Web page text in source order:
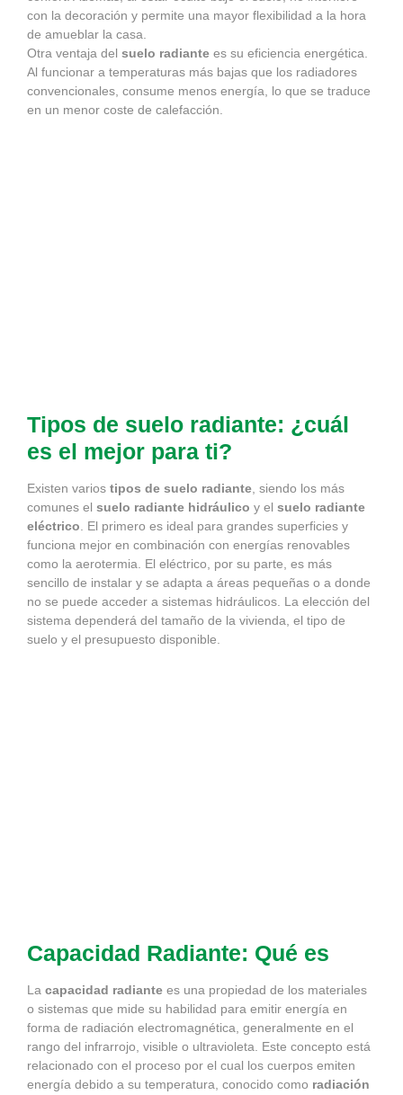
con la decoración y permite una mayor flexibilidad a la hora
de amueblar la casa.
Otra ventaja del suelo radiante es su eficiencia energética.
Al funcionar a temperaturas más bajas que los radiadores
convencionales, consume menos energía, lo que se traduce
en un menor coste de calefacción.
Tipos de suelo radiante: ¿cuál
es el mejor para ti?
Existen varios tipos de suelo radiante, siendo los más
comunes el suelo radiante hidráulico y el suelo radiante
eléctrico. El primero es ideal para grandes superficies y
funciona mejor en combinación con energías renovables
como la aerotermia. El eléctrico, por su parte, es más
sencillo de instalar y se adapta a áreas pequeñas o a donde
no se puede acceder a sistemas hidráulicos. La elección del
sistema dependerá del tamaño de la vivienda, el tipo de
suelo y el presupuesto disponible.
Capacidad Radiante: Qué es
La capacidad radiante es una propiedad de los materiales
o sistemas que mide su habilidad para emitir energía en
forma de radiación electromagnética, generalmente en el
rango del infrarrojo, visible o ultravioleta. Este concepto está
relacionado con el proceso por el cual los cuerpos emiten
energía debido a su temperatura, conocido como radiación